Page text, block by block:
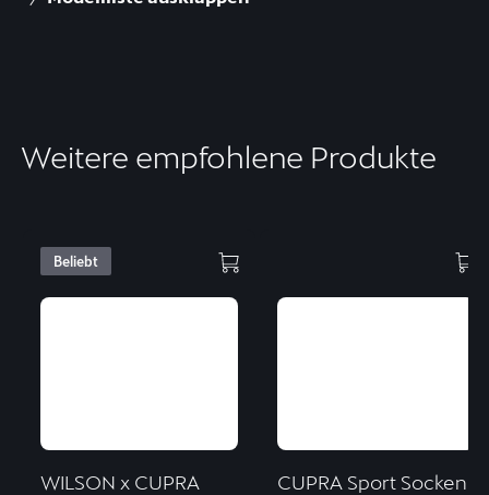
Weitere empfohlene Produkte
Beliebt
WILSON x CUPRA
CUPRA Sport Socken,